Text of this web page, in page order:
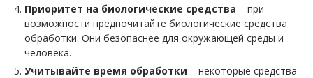
Приоритет на биологические средства – при
возможности предпочитайте биологические средства
обработки. Они безопаснее для окружающей среды и
человека.
Учитывайте время обработки – некоторые средства